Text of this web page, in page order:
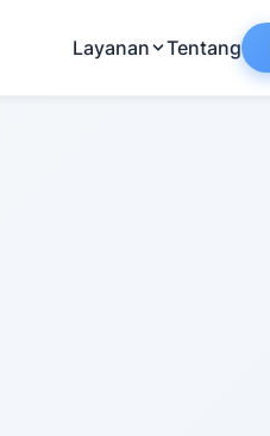
Layanan Tentang